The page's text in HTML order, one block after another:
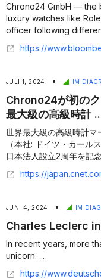
Chrono24 GmbH —
luxury watches like
officer following
https://www.bloomberg.com/news/articles/2026-05-06/rolex-reseller-chrono24-is-set-to-
JULI 1, 2024 • IM
Chrono24が初の
最大級の高級時計
世界最大級の高級時計マ
（本社: ドイツ・カール
日本法人設立2周年を記
https://japan.cnet.com/release/
JUNI 4, 2024 • IM
Charles Leclerc
In recent years, more
unicorn. ...
https://www.deutsche-startups.de/2024/06/04/dealmonitor-